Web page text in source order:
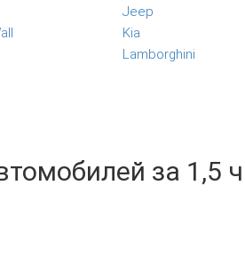
Jeep
Kia
Lamborghini
за 1,5